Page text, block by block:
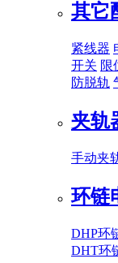
其它
紧线器
开关 限
防脱轨
夹轨
手动夹
环链
DHP环
DHT环